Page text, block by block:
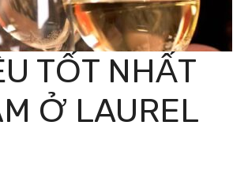
TỐT NHẤT
Ở LAUREL